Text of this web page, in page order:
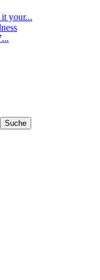
your...
Suche